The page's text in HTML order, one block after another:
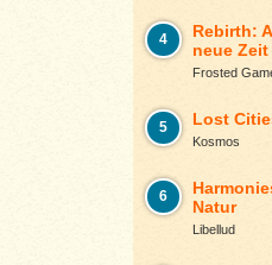
4
Rebirth:
neue Zeit
Frosted
5 Lost
Kosmos
6
Natur
Libellud